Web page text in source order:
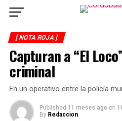
[ NOTA ROJA ]
Capturan a “El
criminal
En un operativo entre la policía
Published 11 meses ago on
By Redaccion